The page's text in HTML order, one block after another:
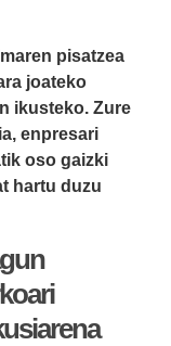
pisatzea
joateko
ikusteko. Zure
enpresari
oso gaizki
hartu duzu